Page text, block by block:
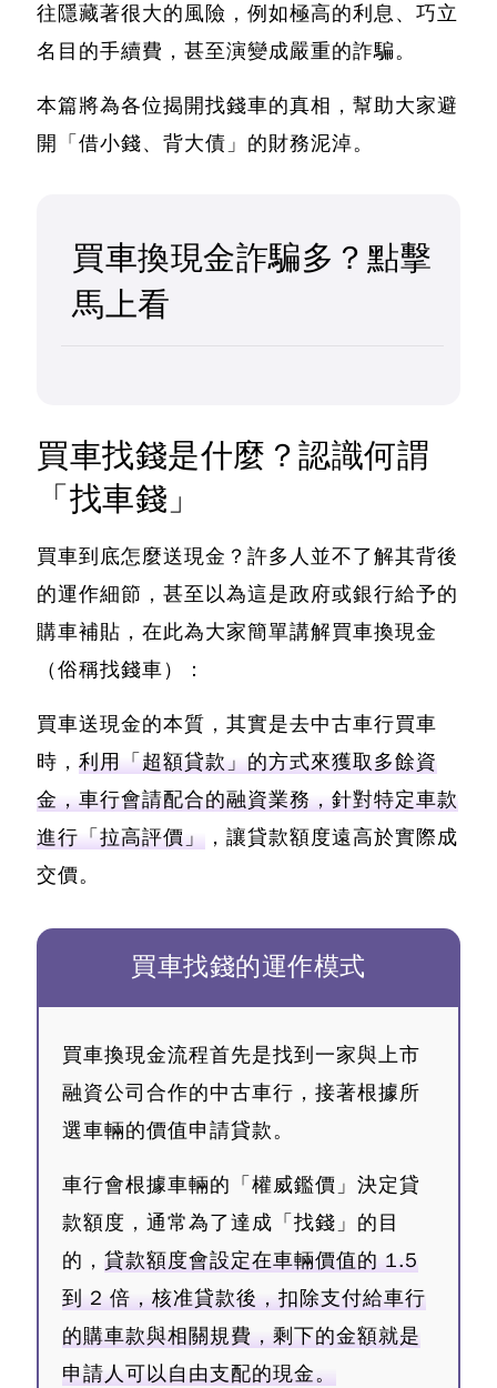
往隱藏著很大的風險 ，例如極高的利息、巧立
名目的手續費，甚至演變成嚴重的詐騙。
本篇將為各位揭開找錢車的真相，幫助大家避
開「借小錢、背大債」的財務泥淖。
買車換現金詐騙多？點擊
馬上看
買車找錢是什麼？認識何謂
「找車錢」
買車到底怎麼送現金？許多人並不了解其背後
的運作細節，甚至以為這是政府或銀行給予的
購車補貼，在此為大家簡單講解買車換現金
（俗稱找錢車）
：
買車送現金的本質，其實是去中古車行買車
時， 利用「超額貸款」的方式來獲取多餘資
金，車行會請配合的融資業務，針對特定車款
進行「拉高評價」
，讓貸款額度遠高於實際成
交價。
買車找錢的運作模式
買車換現金流程首先是找到一家與上市
融資公司合作的中古車行，接著根據所
選車輛的價值申請貸款。
車行會根據車輛的「權威鑑價」決定貸
款額度，通常為了達成「找錢」的目
的， 貸款額度會設定在車輛價值的 1.5
到 2 倍，核准貸款後，扣除支付給車行
的購車款與相關規費，剩下的金額就是
申請人可以自由支配的現金。